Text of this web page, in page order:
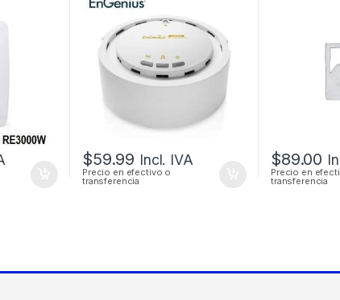
$59.99 Incl. IVA
Precio en efectivo o
transferencia
$89.00
Precio en
transferencia